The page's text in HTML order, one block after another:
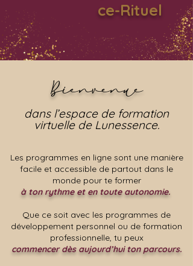
ce-Rituel
dans l’espace de formation
virtuelle de Lunessence.
Les programmes en ligne sont une manière
facile et accessible de partout dans le
monde pour te former
à ton rythme et en toute autonomie.
Que ce soit avec les programmes de
développement personnel ou de formation
professionnelle, tu peux
commencer dès aujourd’hui ton parcours.
Bienvenue